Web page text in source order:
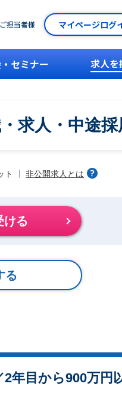
担当者様 マイページログ
セミナー 求人を
求人・中途採
ト 非公開求人とは
ける
る
年目から900万円